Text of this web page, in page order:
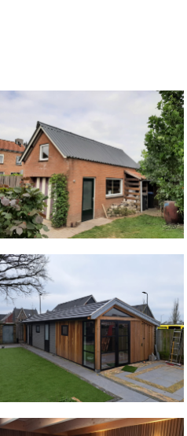
BERGING, SCHUUR EN
KANTOOR MET MODERNE
UITSTRALING
VERANDA MET BAR